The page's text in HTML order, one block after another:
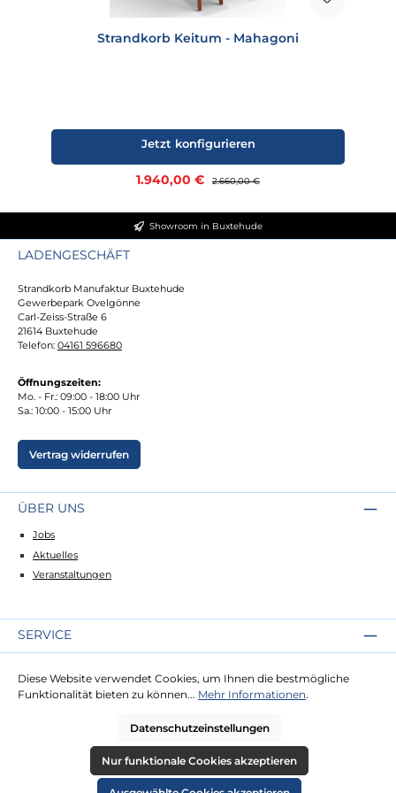
Strandkorb Keitum - Mahagoni
Verkaufspreis:
1.940,00 € Regulärer Preis:
2.660,00 €
Jetzt konfigurieren
Showroom in Buxtehude
LADENGESCHÄFT
Strandkorb Manufaktur Buxtehude
Gewerbepark Ovelgönne
Carl-Zeiss-Straße 6
21614 Buxtehude
Telefon: 04161 596680
Öffnungszeiten:
Mo. - Fr.: 09:00 - 18:00 Uhr
Sa.: 10:00 - 15:00 Uhr
Vertrag widerrufen
ÜBER UNS
Jobs
Aktuelles
Veranstaltungen
SERVICE
Lieferung
Zahlung
RECHTLICHES
Diese Website verwendet Cookies, um Ihnen die bestmögliche
Funktionalität bieten zu können... Mehr Informationen.
Datenschutzeinstellungen
Nur funktionale Cookies akzeptieren